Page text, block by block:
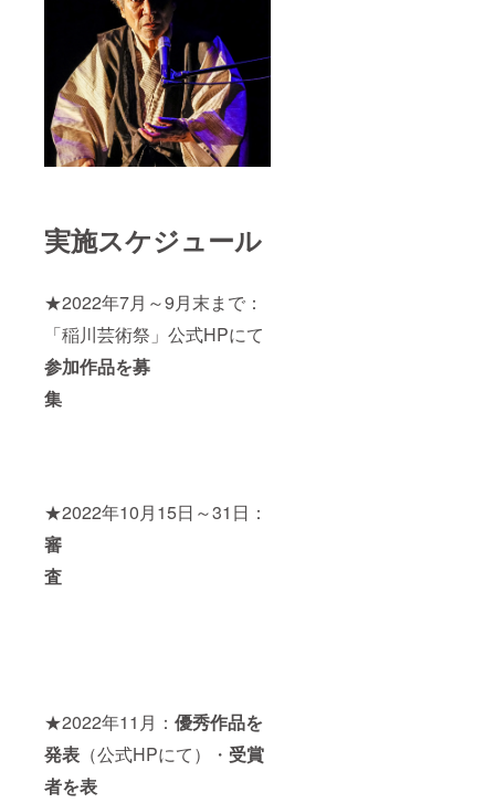
実施スケジュール
★2022年7月～9月末まで：
「稲川芸術祭」公式HPにて
参加作品を募
集
★2022年10月15日～31日：
審
査
★2022年11月： 優秀作品を
発表 （公式HPにて）・ 受賞
者を表